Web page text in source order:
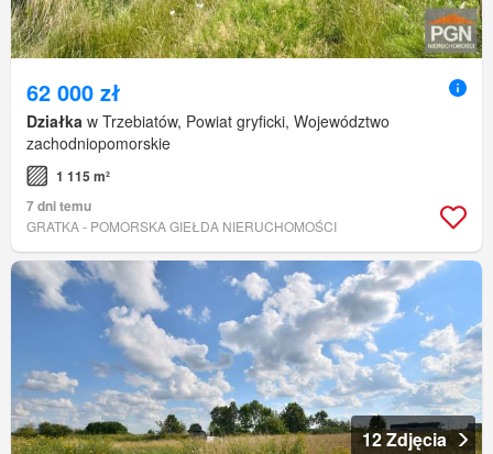
62 000 zł
Działka w Trzebiatów, Powiat gryficki, Województwo
zachodniopomorskie
1 115 m²
7 dni temu
GRATKA - POMORSKA GIEŁDA NIERUCHOMOŚCI
12 Zdjęcia